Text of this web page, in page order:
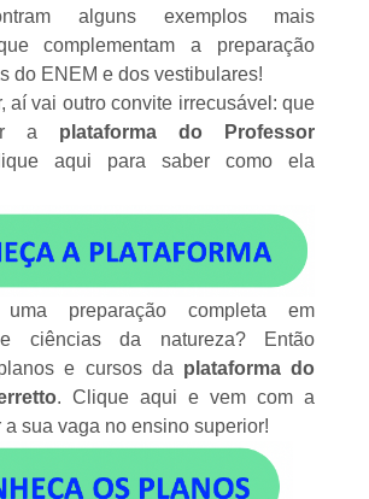
alguns exemplos mais
complementam a preparação
do ENEM e dos vestibulares!
aí vai outro convite irrecusável: que
a plataforma do Professor
aqui para saber como ela
preparação completa em
e ciências da natureza? Então
e cursos da plataforma do
. Clique aqui e vem com a
a sua vaga no ensino superior!